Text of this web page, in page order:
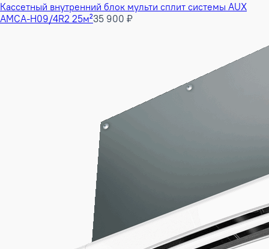
Кассетный внутренний блок мульти сплит системы AUX
AMCA-H09/4R2 25м²35 900 ₽